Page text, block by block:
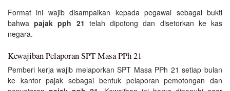
Format ini wajib disampaikan kepada pegawai sebagai bukti
bahwapajak pph 21 telah dipotong dan disetorkan ke kas
negara.
Kewajiban Pelaporan SPT Masa PPh 21
Pemberi kerja wajib melaporkan SPT Masa PPh 21 setiap bulan
ke kantor pajak sebagai bentuk pelaporan pemotongan dan